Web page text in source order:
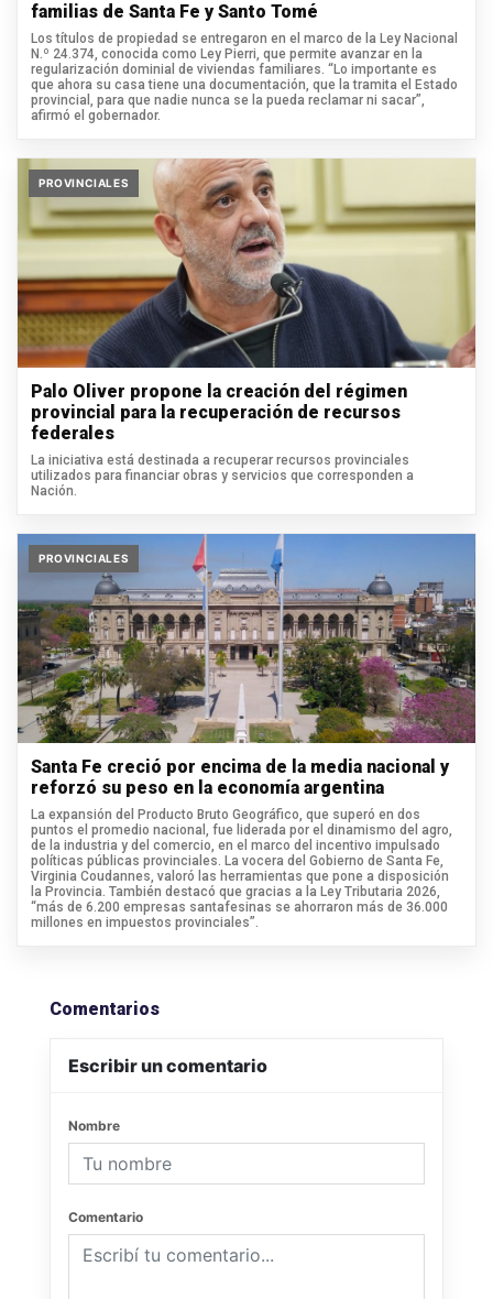
familias de Santa Fe y Santo Tomé
Los títulos de propiedad se entregaron en el marco de la Ley Nacional
N.º 24.374, conocida como Ley Pierri, que permite avanzar en la
regularización dominial de viviendas familiares. “Lo importante es
que ahora su casa tiene una documentación, que la tramita el Estado
provincial, para que nadie nunca se la pueda reclamar ni sacar”,
afirmó el gobernador.
PROVINCIALES
Palo Oliver propone la creación del régimen
provincial para la recuperación de recursos
federales
La iniciativa está destinada a recuperar recursos provinciales
utilizados para financiar obras y servicios que corresponden a
Nación.
PROVINCIALES
Santa Fe creció por encima de la media nacional y
reforzó su peso en la economía argentina
La expansión del Producto Bruto Geográfico, que superó en dos
puntos el promedio nacional, fue liderada por el dinamismo del agro,
de la industria y del comercio, en el marco del incentivo impulsado
políticas públicas provinciales. La vocera del Gobierno de Santa Fe,
Virginia Coudannes, valoró las herramientas que pone a disposición
la Provincia. También destacó que gracias a la Ley Tributaria 2026,
“más de 6.200 empresas santafesinas se ahorraron más de 36.000
millones en impuestos provinciales”.
Comentarios
Escribir un comentario
Nombre
Comentario